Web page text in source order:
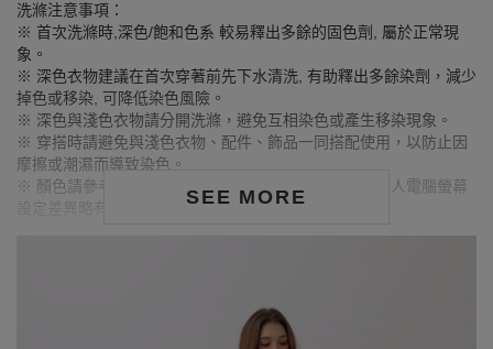
SEE MORE
洗滌注意事項：
※ 首次洗滌時,深色/飽和色系 較易釋出多餘的固色劑, 屬於正常現
象。
※ 深色衣物建議在首次穿著前先下水清洗, 有助釋出多餘染劑，減少
掉色或移染, 可降低染色風險。
※ 深色與淺色衣物請分開洗滌，避免互相染色或產生移染現象。
※ 穿搭時請避免與淺色衣物、配件、飾品一同搭配使用，以防止因
摩擦或潮濕而導致染色。
※ 顏色請參考單品圖片較為接近，但因圖檔顏色會因個人電腦螢幕
設定差異略有不同，請以實際商品顏色為準。
腰圍Waist：60cm／臀圍hips：89cm